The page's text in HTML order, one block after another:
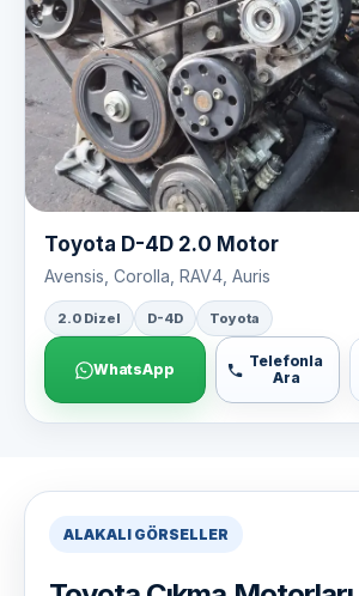
Toyota D-4D 2.0 Motor
Avensis, Corolla, RAV4, Auris
2.0 Dizel D-4D Toyota
WhatsApp
Telefonla
Ara
ALAKALI GÖRSELLER